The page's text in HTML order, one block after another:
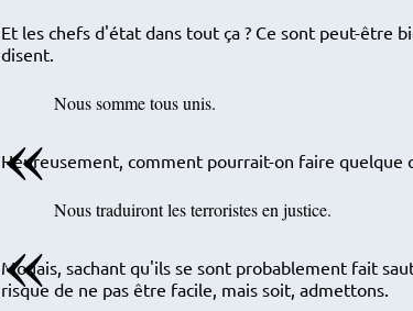
Et les chefs d'état dans tout ça ? Ce sont peut-être
disent.
Nous somme tous unis.
Heureusement, comment pourrait-on faire quelque
Nous traduiront les terroristes en justice.
Mouais, sachant qu'ils se sont probablement fait
risque de ne pas être facile, mais soit, admettons.